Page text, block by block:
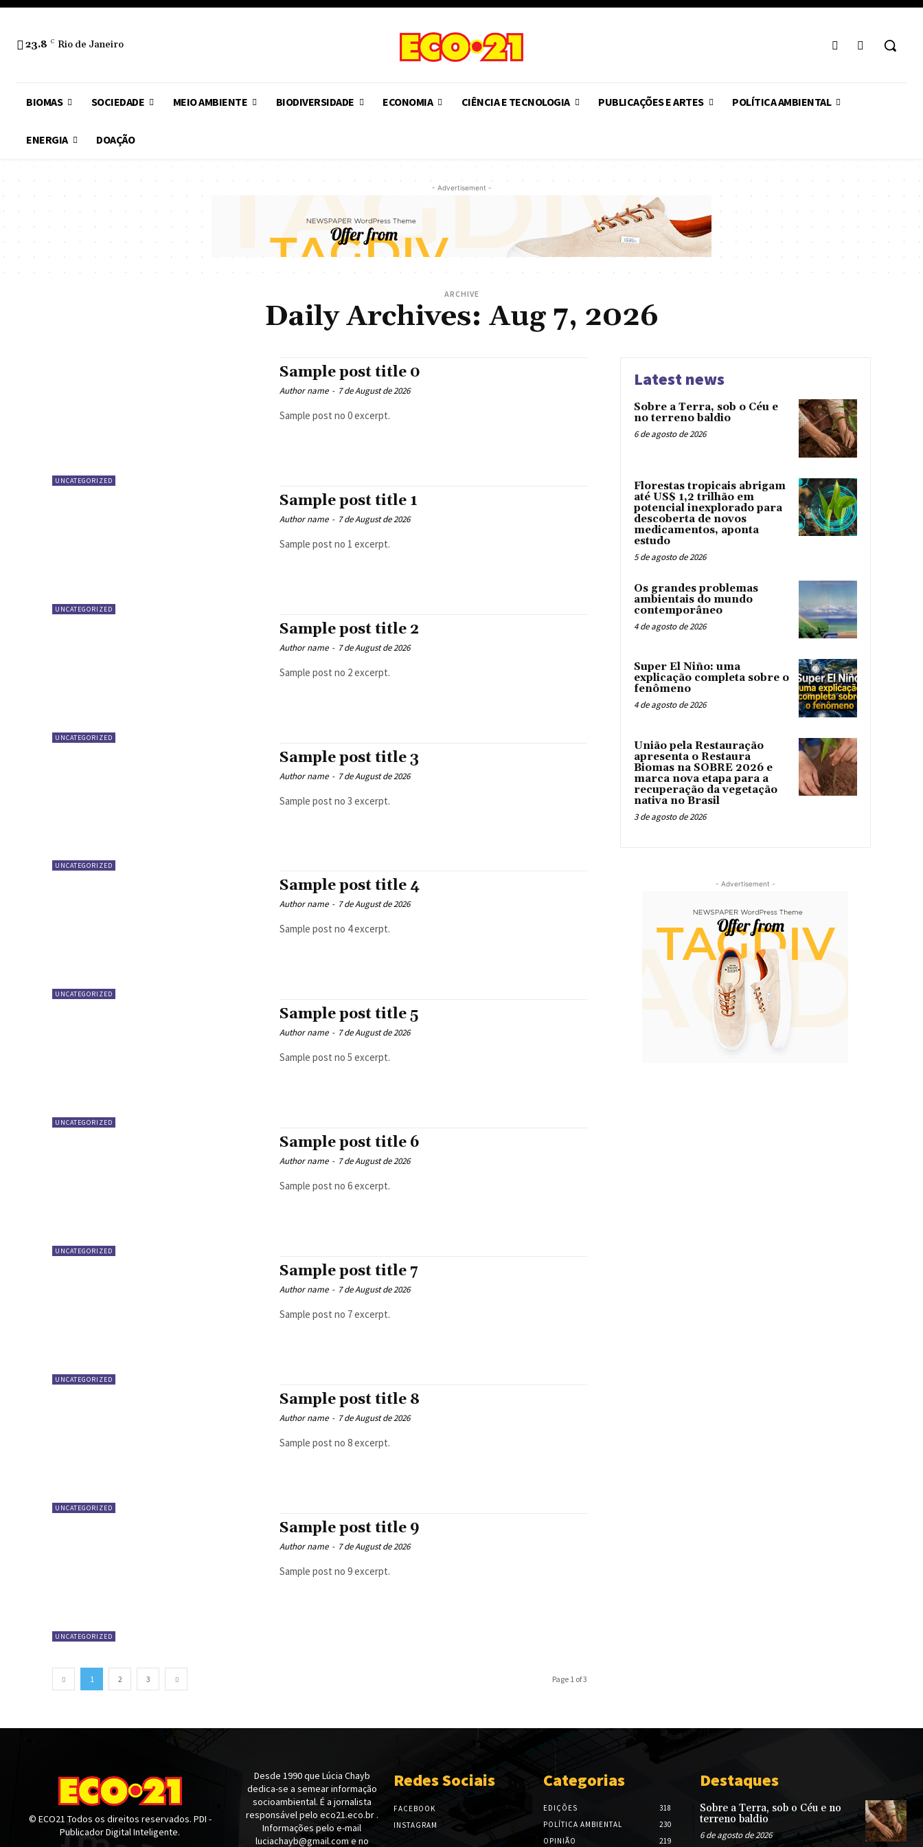
23.8 C Rio de Janeiro
BIOMAS SOCIEDADE MEIO AMBIENTE BIODIVERSIDADE ECONOMIA CIÊNCIA E TECNOLOGIA PUBLICAÇÕES E ARTES POLÍTICA AMBIENTAL
ENERGIA DOAÇÃO
- Advertisement -
ARCHIVE
Daily Archives: Aug 7, 2026
UNCATEGORIZED
Sample post title 0
Author name - 7 de August de 2026
Sample post no 0 excerpt.
UNCATEGORIZED
Sample post title 1
Author name - 7 de August de 2026
Sample post no 1 excerpt.
UNCATEGORIZED
Sample post title 2
Author name - 7 de August de 2026
Sample post no 2 excerpt.
UNCATEGORIZED
Sample post title 3
Author name - 7 de August de 2026
Sample post no 3 excerpt.
UNCATEGORIZED
Sample post title 4
Author name - 7 de August de 2026
Sample post no 4 excerpt.
UNCATEGORIZED
Sample post title 5
Author name - 7 de August de 2026
Sample post no 5 excerpt.
UNCATEGORIZED
Sample post title 6
Author name - 7 de August de 2026
Sample post no 6 excerpt.
UNCATEGORIZED
Sample post title 7
Author name - 7 de August de 2026
Sample post no 7 excerpt.
UNCATEGORIZED
Sample post title 8
Author name - 7 de August de 2026
Sample post no 8 excerpt.
UNCATEGORIZED
Sample post title 9
Author name - 7 de August de 2026
Sample post no 9 excerpt.
1 2 3 Page 1 of 3
Latest news
Sobre a Terra, sob o Céu e
no terreno baldio
6 de agosto de 2026
Florestas tropicais abrigam
até US$ 1,2 trilhão em
potencial inexplorado para
descoberta de novos
medicamentos, aponta
estudo
5 de agosto de 2026
Os grandes problemas
ambientais do mundo
contemporâneo
4 de agosto de 2026
Super El Niño: uma
explicação completa sobre o
fenômeno
4 de agosto de 2026
União pela Restauração
apresenta o Restaura
Biomas na SOBRE 2026 e
marca nova etapa para a
recuperação da vegetação
nativa no Brasil
3 de agosto de 2026
- Advertisement -
© ECO21 Todos os direitos reservados. PDI -
Publicador Digital Inteligente.
Desde 1990 que Lúcia Chayb
dedica-se a semear informação
socioambiental. É a jornalista
responsável pelo eco21.eco.br .
Informações pelo e-mail
luciachayb@gmail.com e no
Redes Sociais
FACEBOOK
INSTAGRAM
Categorias
EDIÇÕES
318
POLÍTICA AMBIENTAL
230
OPINIÃO
219
Destaques
Sobre a Terra, sob o Céu e no
terreno baldio
6 de agosto de 2026